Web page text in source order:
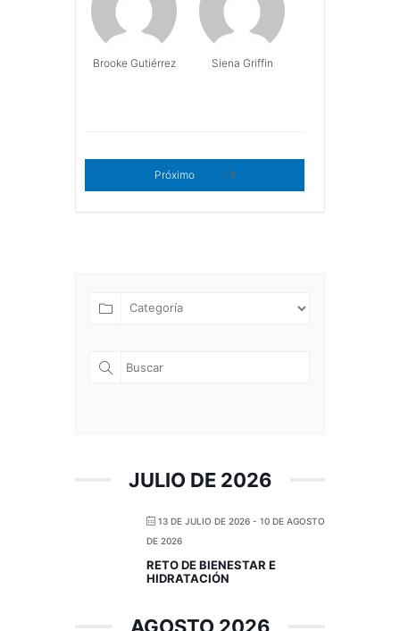
Brooke Gutiérrez Siena Griffin
Próximo
JULIO DE 2026
13 DE JULIO DE 2026 - 10 DE AGOSTO
DE 2026
RETO DE BIENESTAR E
HIDRATACIÓN